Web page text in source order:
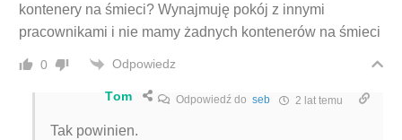
kontenery na śmieci? Wynajmuję pokój z innymi
pracownikami i nie mamy żadnych kontenerów na śmieci
0 Odpowiedz
Tom Odpowiedź doseb 2 lat temu
Tak powinien.